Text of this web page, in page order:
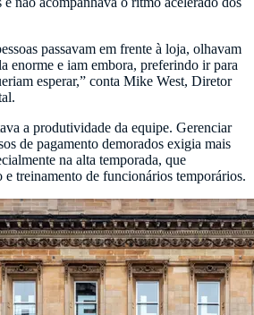
passavam em frente à loja, olhavam
enorme e iam embora, preferindo ir para
esperar,” conta Mike West, Diretor
a produtividade da equipe. Gerenciar
de pagamento demorados exigia mais
na alta temporada, que
e treinamento de funcionários temporários.